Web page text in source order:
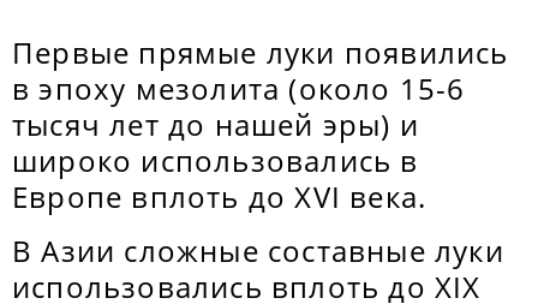
Первые прямые луки появились
в эпоху мезолита (около 15-6
тысяч лет до нашей эры) и
широко использовались в
Европе вплоть до XVI века.
В Азии сложные составные луки
использовались вплоть до XIX